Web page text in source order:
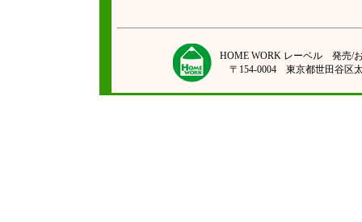
HOME WORK レーベル 発売/
〒154-0004 東京都世田谷区